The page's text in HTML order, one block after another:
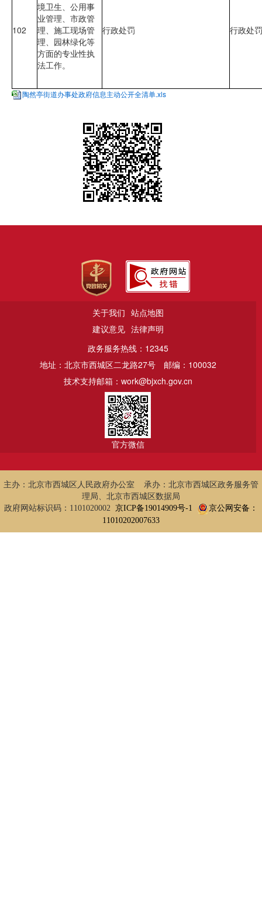
102
境卫生、公用事
业管理、市政管
理、施工现场管
理、园林绿化等
方面的专业性执
法工作。
行政处罚 行政处罚
陶然亭街道办事处政府信息主动公开全清单.xls
关于我们 站点地图
建议意见 法律声明
政务服务热线：12345
地址：北京市西城区二龙路27号
邮编：100032
技术支持邮箱：work@bjxch.gov.cn
官方微信
主办：北京市西城区人民政府办公室 承办：北京市西城区政务服务管
理局、北京市西城区数据局
政府网站标识码：1101020002 京ICP备19014909号-1
京公网安备：
11010202007633